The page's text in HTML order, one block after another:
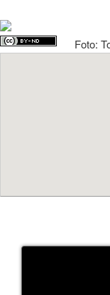
content
Foto: